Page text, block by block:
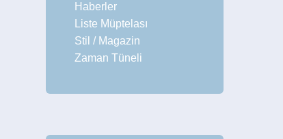
Haberler
Liste Müptelası
Stil / Magazin
Zaman Tüneli